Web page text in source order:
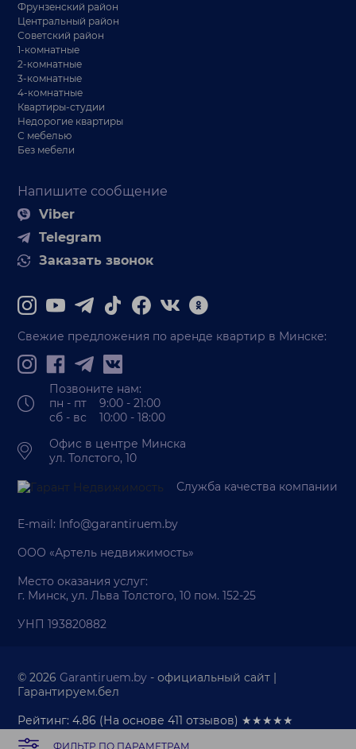
ФИЛЬТР ПО ПАРАМЕТРАМ
Напишите сообщение
Viber
Telegram
Заказать звонок
Фрунзенский район
Центральный район
Советский район
1-комнатные
2-комнатные
3-комнатные
4-комнатные
Квартиры-студии
Недорогие квартиры
С мебелью
Без мебели
Свежие предложения по аренде квартир в Минске:
Позвоните нам:
пн - пт 9:00 - 21:00
сб - вс 10:00 - 18:00
Офис в центре Минска
ул. Толстого, 10
Служба качества компании
E-mail: Info@garantiruem.by
ООО «Артель недвижимость»
Место оказания услуг:
г. Минск, ул. Льва Толстого, 10 пом. 152-25
УНП 193820882
© 2026Garantiruem.by - официальный сайт |
Гарантируем.бел
Рейтинг: 4.86 (На основе411 отзывов) ★★★★★